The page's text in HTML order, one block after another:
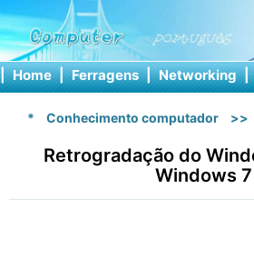
| Home | Ferragens | Networking |
* Conhecimento computador >>
Retrogradação do
Windows 7